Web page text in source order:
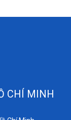
CHÍ MINH